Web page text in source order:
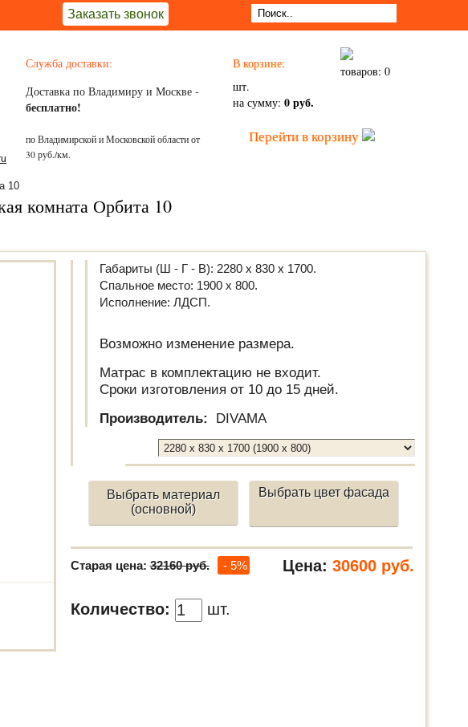
Заказать звонок
Служба доставки:
Доставка по Владимиру и Москве -
бесплатно!
по Владимирской и Московской области от
30 руб./км.
В корзине:
товаров: 0
шт.
на сумму: 0 руб.
Перейти в корзину
10
комната Орбита 10
Габариты (Ш - Г - В): 2280 х 830 х 1700.
Спальное место: 1900 х 800.
Исполнение: ЛДСП.
Возможно изменение размера.
Матрас в комплектацию не входит.
Сроки изготовления от 10 до 15 дней.
Производитель:
DIVAMA
Выбрать материал
(основной)
Выбрать цвет фасада
Старая цена:32160 руб. - 5% Цена: 30600 руб.
Количество: шт.